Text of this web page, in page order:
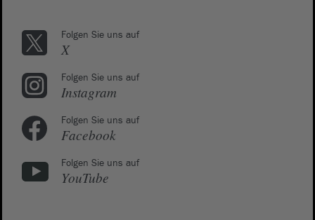
Folgen Sie uns auf
X
Folgen Sie uns auf
Instagram
Folgen Sie uns auf
Facebook
Folgen Sie uns auf
YouTube